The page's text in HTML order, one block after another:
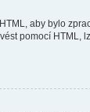
aby bylo
pomocí HTML,